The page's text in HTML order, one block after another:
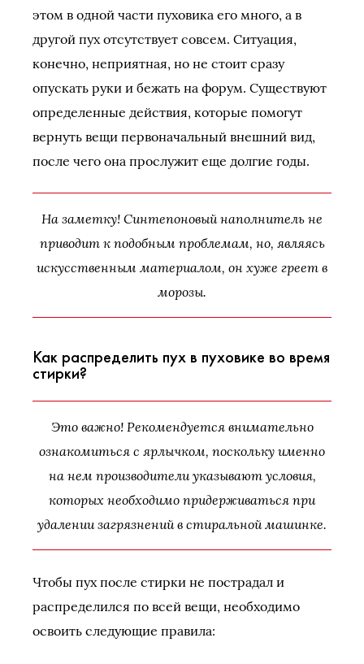
этом в одной части пуховика его много, а в
другой пух отсутствует совсем. Ситуация,
конечно, неприятная, но не стоит сразу
опускать руки и бежать на форум. Существуют
определенные действия, которые помогут
вернуть вещи первоначальный внешний вид,
после чего она прослужит еще долгие годы.
На заметку! Синтепоновый наполнитель не
приводит к подобным проблемам, но, являясь
искусственным материалом, он хуже греет в
морозы.
Как распределить пух в пуховике во время
стирки?
Это важно! Рекомендуется внимательно
ознакомиться с ярлычком, поскольку именно
на нем производители указывают условия,
которых необходимо придерживаться при
удалении загрязнений в стиральной машинке.
Чтобы пух после стирки не пострадал и
распределился по всей вещи, необходимо
освоить следующие правила: